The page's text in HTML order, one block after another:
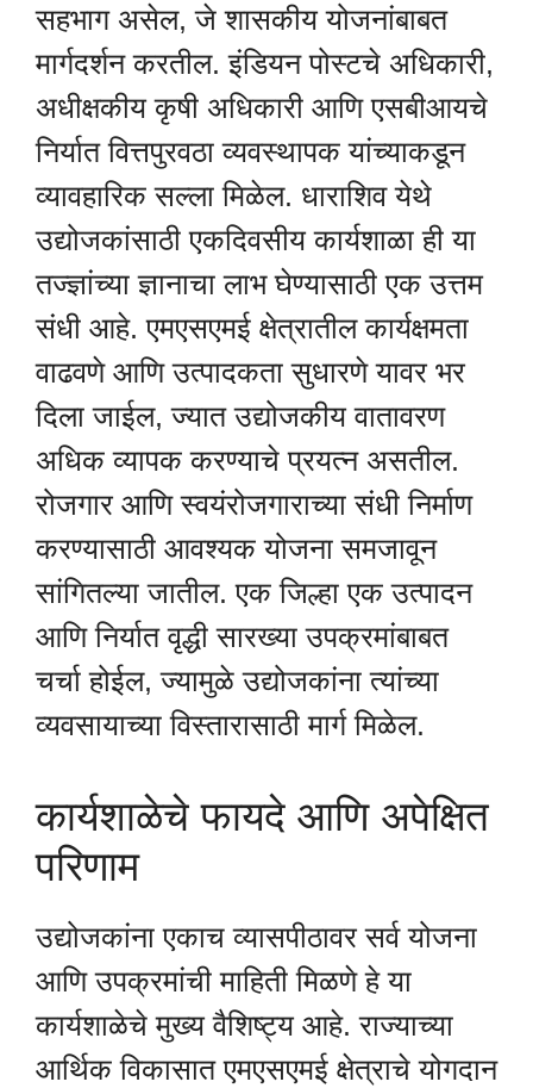
सहभाग असेल, जे शासकीय योजनांबाबत
मार्गदर्शन करतील. इंडियन पोस्टचे अधिकारी,
अधीक्षकीय कृषी अधिकारी आणि एसबीआयचे
निर्यात वित्तपुरवठा व्यवस्थापक यांच्याकडून
व्यावहारिक सल्ला मिळेल. धाराशिव येथे
उद्योजकांसाठी एकदिवसीय कार्यशाळा ही या
तज्ज्ञांच्या ज्ञानाचा लाभ घेण्यासाठी एक उत्तम
संधी आहे. एमएसएमई क्षेत्रातील कार्यक्षमता
वाढवणे आणि उत्पादकता सुधारणे यावर भर
दिला जाईल, ज्यात उद्योजकीय वातावरण
अधिक व्यापक करण्याचे प्रयत्न असतील.
रोजगार आणि स्वयंरोजगाराच्या संधी निर्माण
करण्यासाठी आवश्यक योजना समजावून
सांगितल्या जातील. एक जिल्हा एक उत्पादन
आणि निर्यात वृद्धी सारख्या उपक्रमांबाबत
चर्चा होईल, ज्यामुळे उद्योजकांना त्यांच्या
व्यवसायाच्या विस्तारासाठी मार्ग मिळेल.
कार्यशाळेचे फायदे आणि अपेक्षित
परिणाम
उद्योजकांना एकाच व्यासपीठावर सर्व योजना
आणि उपक्रमांची माहिती मिळणे हे या
कार्यशाळेचे मुख्य वैशिष्ट्य आहे. राज्याच्या
आर्थिक विकासात एमएसएमई क्षेत्राचे योगदान